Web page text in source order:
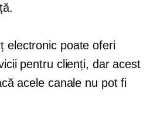
electronic poate oferi
pentru clienți, dar acest
acele canale nu pot fi